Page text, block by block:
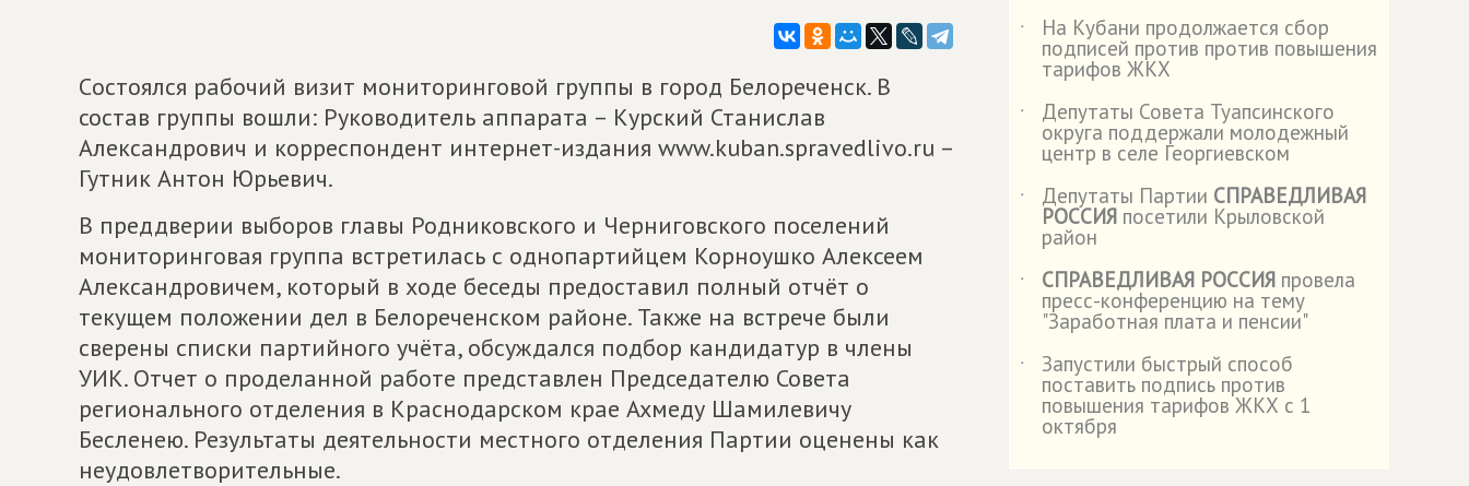
Cостоялся рабочий визит мониторинговой группы в город Белореченск. В
состав группы вошли: Руководитель аппарата – Курский Станислав
Александрович и корреспондент интернет-издания www.kuban.spravedlivo.ru –
Гутник Антон Юрьевич.
В преддверии выборов главы Родниковского и Черниговского поселений
мониторинговая группа встретилась с однопартийцем Корноушко Алексеем
Александровичем, который в ходе беседы предоставил полный отчёт о
текущем положении дел в Белореченском районе. Также на встрече были
сверены списки партийного учёта, обсуждался подбор кандидатур в члены
УИК. Отчет о проделанной работе представлен Председателю Совета
регионального отделения в Краснодарском крае Ахмеду Шамилевичу
Бесленею. Результаты деятельности местного отделения Партии оценены как
неудовлетворительные.
˙ На Кубани продолжается сбор
подписей против против повышения
тарифов ЖКХ
˙
Депутаты Совета Туапсинского
округа поддержали молодежный
центр в селе Георгиевском
˙
Депутаты Партии СПРАВЕДЛИВАЯ
РОССИЯ посетили Крыловской
район
˙
СПРАВЕДЛИВАЯ РОССИЯ провела
пресс-конференцию на тему
"Заработная плата и пенсии"
˙
Запустили быстрый способ
поставить подпись против
повышения тарифов ЖКХ с 1
октября